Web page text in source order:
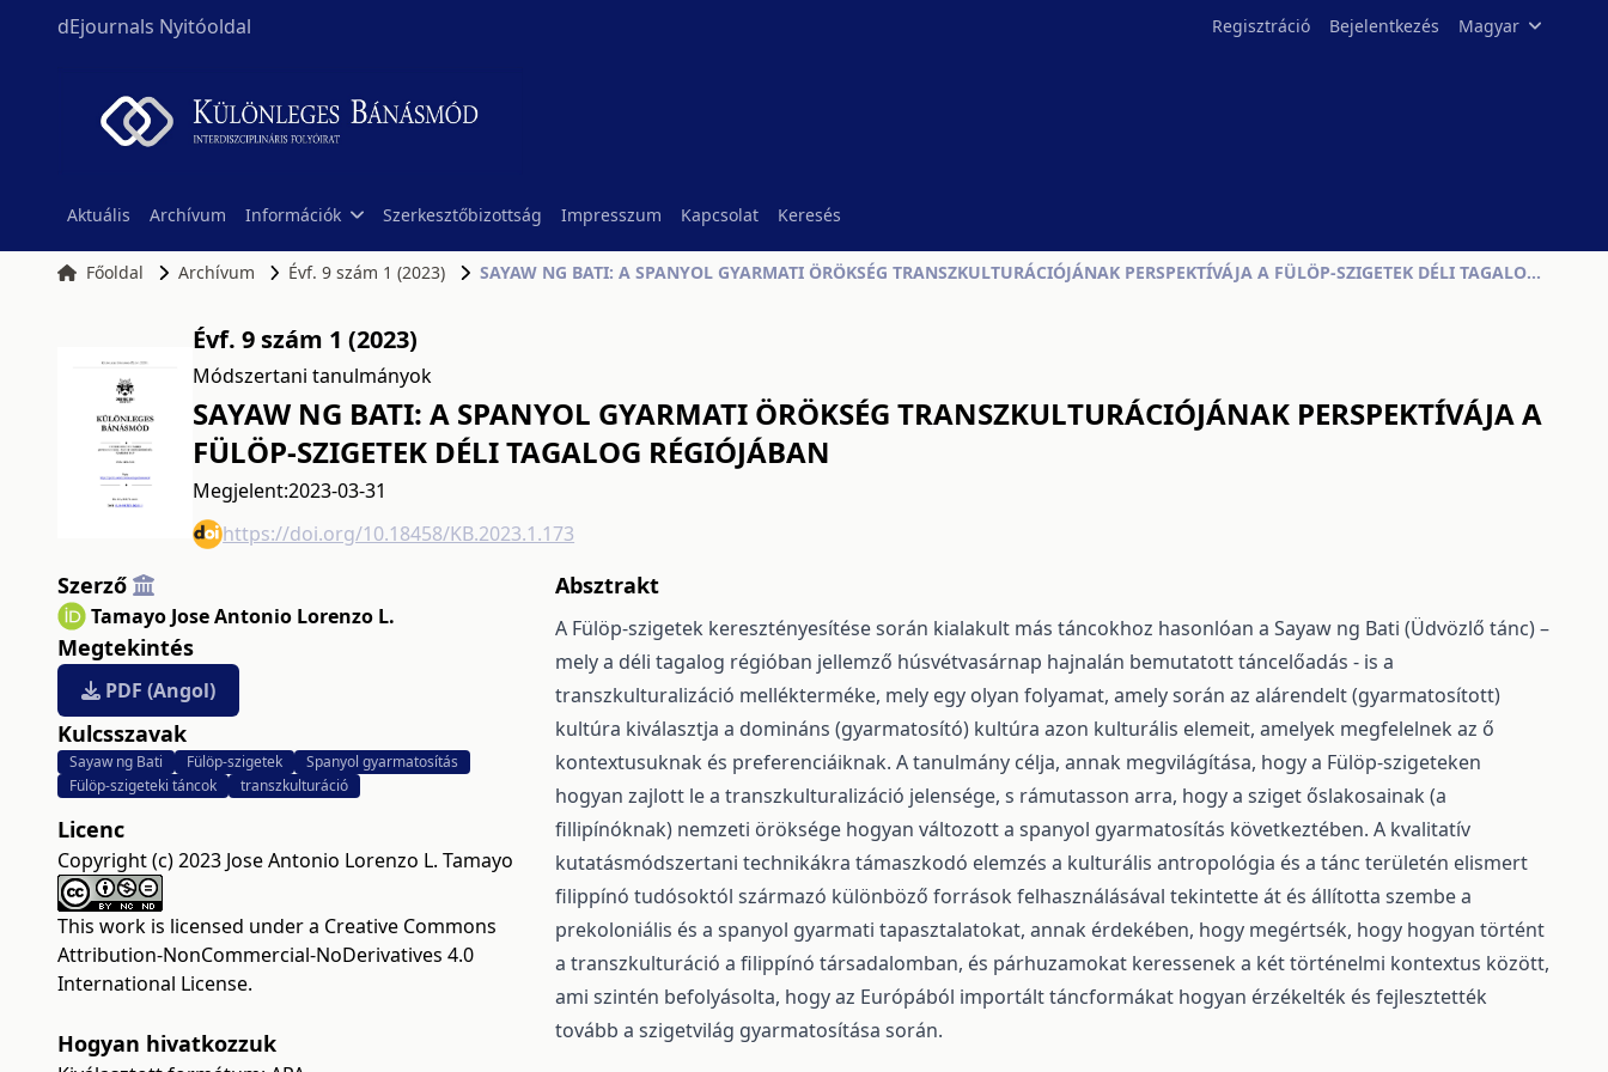
dEjournals Nyitóoldal Regisztráció Bejelentkezés Magyar
Aktuális Archívum Információk Szerkesztőbizottság Impresszum Kapcsolat Keresés
Főoldal Archívum Évf. 9 szám 1 (2023) SAYAW NG BATI: A SPANYOL GYARMATI ÖRÖKSÉG TRANSZKULTURÁCIÓJÁNAK PERSPEKTÍVÁJA A FÜLÖP-SZIGETEK DÉLI TAGALOG RÉGIÓJÁBAN
Évf. 9 szám 1 (2023)
Módszertani tanulmányok
SAYAW NG BATI: A SPANYOL GYARMATI ÖRÖKSÉG TRANSZKULTURÁCIÓJÁNAK PERSPEKTÍVÁJA A
FÜLÖP-SZIGETEK DÉLI TAGALOG RÉGIÓJÁBAN
Megjelent:2023-03-31
https://doi.org/10.18458/KB.2023.1.173
Szerző
Tamayo Jose Antonio Lorenzo L.
Megtekintés
PDF (Angol)
Kulcsszavak
Sayaw ng Bati Fülöp-szigetek
Spanyol gyarmatosítás
Fülöp-szigeteki táncok
transzkulturáció
Licenc
Copyright (c) 2023 Jose Antonio Lorenzo L. Tamayo
This work is licensed under a Creative Commons
Attribution-NonCommercial-NoDerivatives 4.0
International License.
Hogyan hivatkozzuk
Absztrakt
A Fülöp-szigetek keresztényesítése során kialakult más táncokhoz hasonlóan a Sayaw ng Bati (Üdvözlő tánc) –
mely a déli tagalog régióban jellemző húsvétvasárnap hajnalán bemutatott táncelőadás - is a
transzkulturalizáció mellékterméke, mely egy olyan folyamat, amely során az alárendelt (gyarmatosított)
kultúra kiválasztja a domináns (gyarmatosító) kultúra azon kulturális elemeit, amelyek megfelelnek az ő
kontextusuknak és preferenciáiknak. A tanulmány célja, annak megvilágítása, hogy a Fülöp-szigeteken
hogyan zajlott le a transzkulturalizáció jelensége, s rámutasson arra, hogy a sziget őslakosainak (a
fillipínóknak) nemzeti öröksége hogyan változott a spanyol gyarmatosítás következtében. A kvalitatív
kutatásmódszertani technikákra támaszkodó elemzés a kulturális antropológia és a tánc területén elismert
filippínó tudósoktól származó különböző források felhasználásával tekintette át és állította szembe a
prekoloniális és a spanyol gyarmati tapasztalatokat, annak érdekében, hogy megértsék, hogy hogyan történt
a transzkulturáció a filippínó társadalomban, és párhuzamokat keressenek a két történelmi kontextus között,
ami szintén befolyásolta, hogy az Európából importált táncformákat hogyan érzékelték és fejlesztették
tovább a szigetvilág gyarmatosítása során.